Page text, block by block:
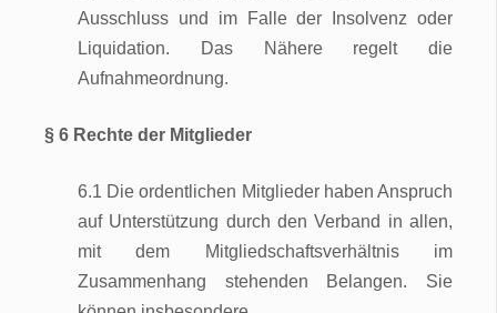
Ausschluss und im Falle der Insolvenz oder
Liquidation. Das Nähere regelt die
Aufnahmeordnung.
§ 6 Rechte der Mitglieder
6.1 Die ordentlichen Mitglieder haben Anspruch
auf Unterstützung durch den Verband in allen,
mit dem Mitgliedschaftsverhältnis im
Zusammenhang stehenden Belangen. Sie